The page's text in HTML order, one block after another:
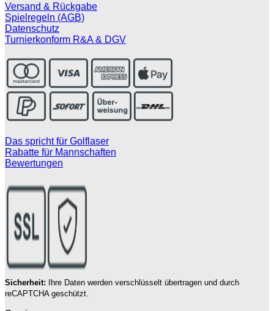
Versand & Rückgabe
Spielregeln (AGB)
Datenschutz
Turnierkonform R&A & DGV
Das spricht für Golflaser
Rabatte für Mannschaften
Bewertungen
Sicherheit: Ihre Daten werden verschlüsselt übertragen und durch
reCAPTCHA geschützt.